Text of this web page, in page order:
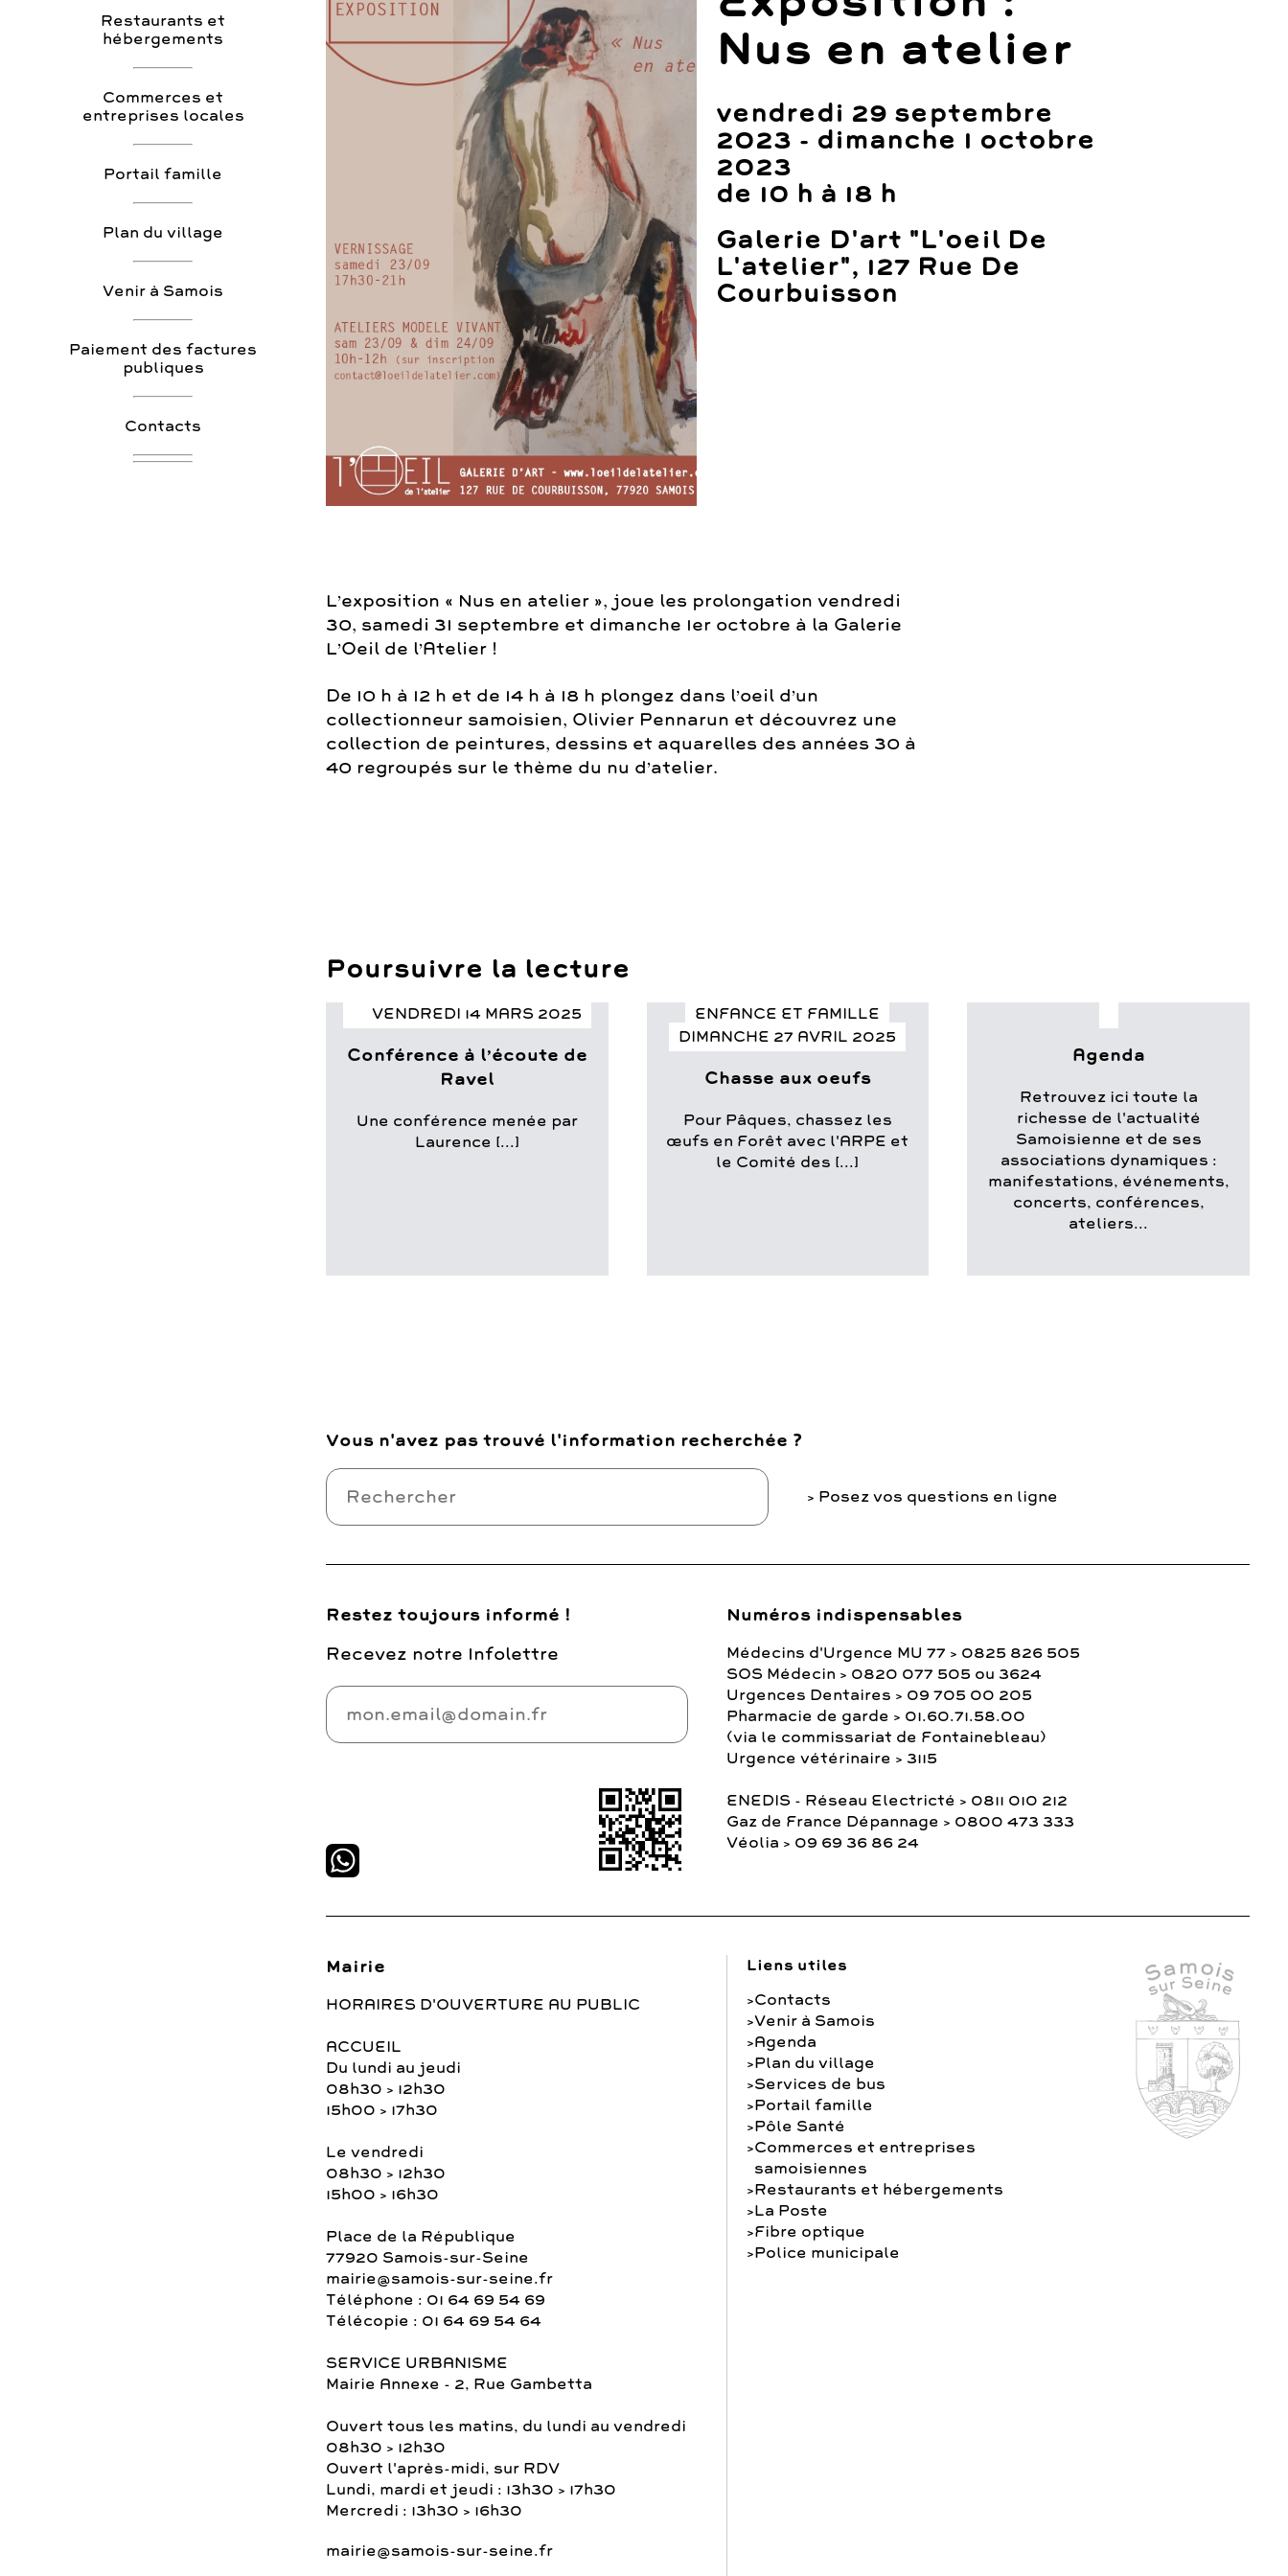
Restaurants et
hébergements
Commerces et
entreprises locales
Portail famille
Plan du village
Venir à Samois
Paiement des factures
publiques
Contacts
Nus en atelier
vendredi 29 septembre
2023 - dimanche 1 octobre
2023
de 10 h à 18 h
Galerie D'art "L'oeil De
L'atelier", 127 Rue De
Courbuisson
L’exposition « Nus en atelier », joue les prolongation vendredi
30, samedi 31 septembre et dimanche 1er octobre à la Galerie
L’Oeil de l’Atelier !
De 10 h à 12 h et de 14 h à 18 h plongez dans l’oeil d’un
collectionneur samoisien, Olivier Pennarun et découvrez une
collection de peintures, dessins et aquarelles des années 30 à
40 regroupés sur le thème du nu d’atelier.
Poursuivre la lecture
VENDREDI 14 MARS 2025
Conférence à l’écoute de
Ravel
Une conférence menée par
Laurence [...]
ENFANCE ET FAMILLE
DIMANCHE 27 AVRIL 2025
Chasse aux oeufs
Pour Pâques, chassez les
œufs en Forêt avec l'ARPE et
le Comité des [...]
Agenda
Retrouvez ici toute la
richesse de l'actualité
Samoisienne et de ses
associations dynamiques :
manifestations, événements,
concerts, conférences,
ateliers...
Vous n'avez pas trouvé l'information recherchée ?
Posez vos questions en ligne
Restez toujours informé !
Recevez notre Infolettre
Numéros indispensables
Médecins d'Urgence MU 77 > 0825 826 505
SOS Médecin > 0820 077 505 ou 3624
Urgences Dentaires > 09 705 00 205
Pharmacie de garde > 01.60.71.58.00
(via le commissariat de Fontainebleau)
Urgence vétérinaire > 3115
ENEDIS - Réseau Electricté > 0811 010 212
Gaz de France Dépannage > 0800 473 333
Véolia > 09 69 36 86 24
Mairie
HORAIRES D'OUVERTURE AU PUBLIC
ACCUEIL
Du lundi au jeudi
08h30 > 12h30
15h00 > 17h30
Le vendredi
08h30 > 12h30
15h00 > 16h30
Place de la République
77920 Samois-sur-Seine
mairie@samois-sur-seine.fr
Téléphone : 01 64 69 54 69
Télécopie : 01 64 69 54 64
SERVICE URBANISME
Mairie Annexe - 2, Rue Gambetta
Ouvert tous les matins, du lundi au vendredi
08h30 > 12h30
Ouvert l'après-midi, sur RDV
Lundi, mardi et jeudi : 13h30 > 17h30
Mercredi : 13h30 > 16h30
mairie@samois-sur-seine.fr
Liens utiles
Contacts
Venir à Samois
Agenda
Plan du village
Services de bus
Portail famille
Pôle Santé
Commerces et entreprises
samoisiennes
Restaurants et hébergements
La Poste
Fibre optique
Police municipale